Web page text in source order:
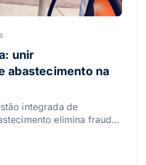
unir
abastecimento na
integrada de
elimina fraudes
e ganhe eficiência